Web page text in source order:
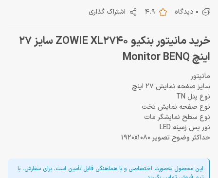
0 دیدگاه 4.9 اشتراک گذاری
خرید مانیتور بنکیو ZOWIE XL2740 سایز 27
اینچ Monitor BENQ
مانیتور
سایز صفحه نمایش 27 اینچ
نوع پنل TN
نوع صفحه نمایش تخت
نوع سطح نمایشگر مات
نور پس زمینه LED
حداکثر وضوح تصویر 1920x1080
این محصول به‌صورت اختصاصی و با هماهنگی قابل تأمین است. برای سفارش، با